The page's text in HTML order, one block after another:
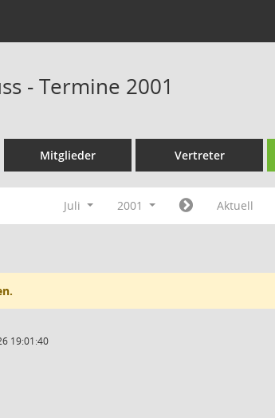
- Termine 2001
Mitglieder Vertreter
Juli 2001 Aktuell
19:01:40